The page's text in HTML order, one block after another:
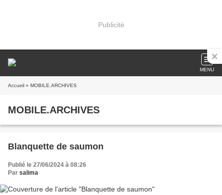
Publicité
MENU
Accueil » MOBILE.ARCHIVES
MOBILE.ARCHIVES
Blanquette de saumon
Publié le 27/06/2024 à 08:26
Par salima